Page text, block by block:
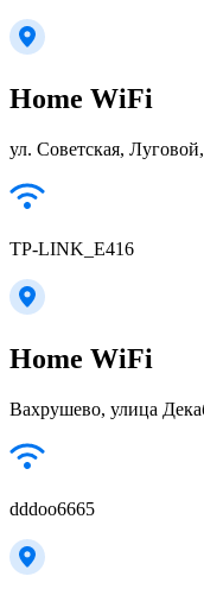
Home WiFi
ул. Советская,
TP-LINK_E416
Home WiFi
Вахрушево, улица
dddoo6665